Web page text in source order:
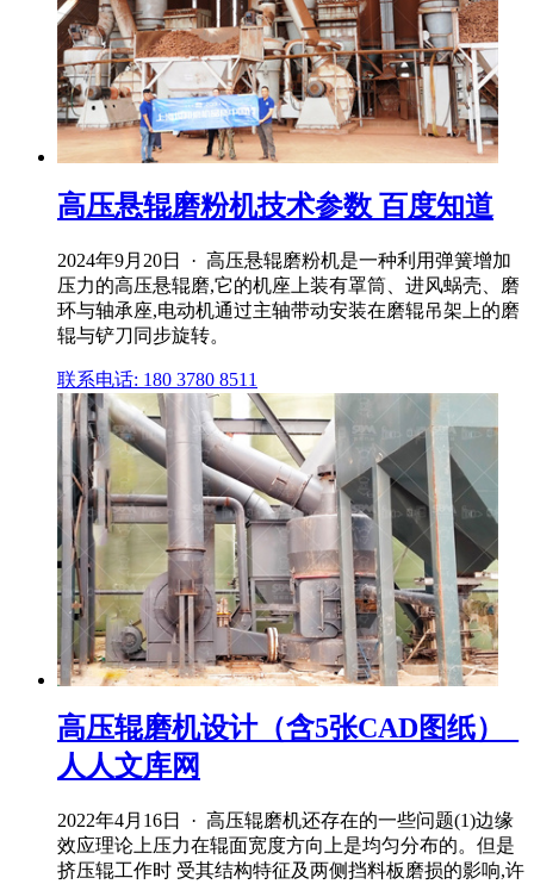
高压悬辊磨粉机技术参数 百度知道
2024年9月20日 · 高压悬辊磨粉机是一种利用弹簧增加
压力的高压悬辊磨,它的机座上装有罩筒、进风蜗壳、磨
环与轴承座,电动机通过主轴带动安装在磨辊吊架上的磨
辊与铲刀同步旋转。
联系电话: 180 3780 8511
高压辊磨机设计（含5张CAD图纸）_
人人文库网
2022年4月16日 · 高压辊磨机还存在的一些问题(1)边缘
效应理论上压力在辊面宽度方向上是均匀分布的。但是
挤压辊工作时 受其结构特征及两侧挡料板磨损的影响,许